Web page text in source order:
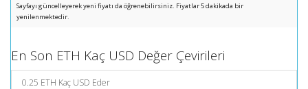
Sayfayı güncelleyerek yeni fiyatı da öğrenebilirsiniz. Fiyatlar 5 dakikada bir
yenilenmektedir.
En Son ETH Kaç USD Değer Çevirileri
0.25 ETH Kaç USD Eder